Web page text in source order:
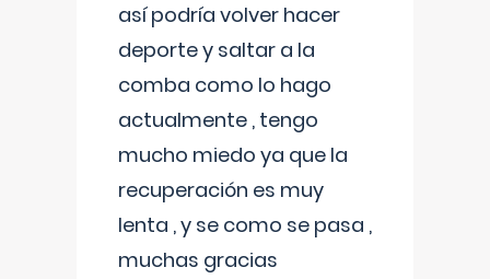
así podría volver hacer
deporte y saltar a la
comba como lo hago
actualmente , tengo
mucho miedo ya que la
recuperación es muy
lenta , y se como se pasa ,
muchas gracias